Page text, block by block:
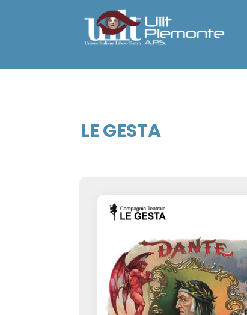
LE GESTA